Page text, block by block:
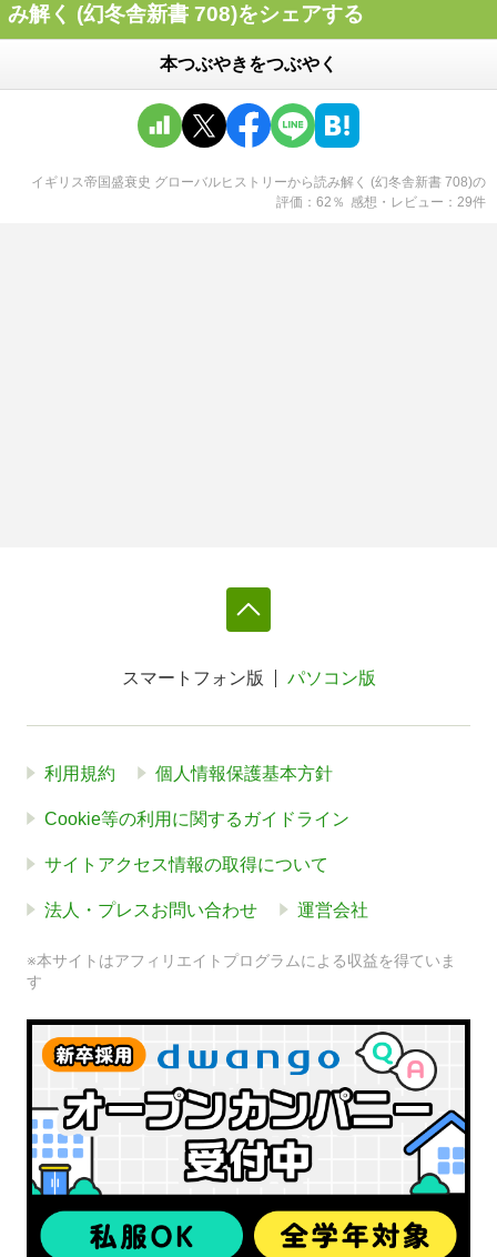
み解く (幻冬舎新書 708)をシェアする
本つぶやきをつぶやく
イギリス帝国盛衰史 グローバルヒストリーから読み解く (幻冬舎新書 708)の
評価
62 ％ 感想・レビュー 29件
スマートフォン版 パソコン版
利用規約 個人情報保護基本方針
Cookie等の利用に関するガイドライン
サイトアクセス情報の取得について
法人・プレスお問い合わせ 運営会社
※本サイトはアフィリエイトプログラムによる収益を得ていま
す